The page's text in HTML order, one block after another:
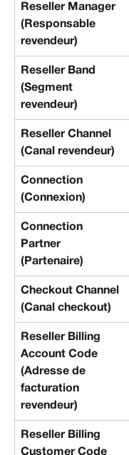
Reseller Manager
(Responsable
revendeur)
Reseller Band
(Segment
revendeur)
Reseller Channel
(Canal revendeur)
Connection
(Connexion)
Connection
Partner
(Partenaire)
Checkout Channel
(Canal checkout)
Reseller Billing
Account Code
(Adresse de
facturation
revendeur)
Reseller Billing
Customer Code